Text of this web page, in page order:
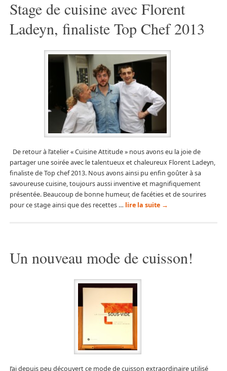
Stage de cuisine avec Florent
Ladeyn, finaliste Top Chef 2013
De retour à l’atelier « Cuisine Attitude » nous avons eu la joie de
partager une soirée avec le talentueux et chaleureux Florent Ladeyn,
finaliste de Top chef 2013. Nous avons ainsi pu enfin goûter à sa
savoureuse cuisine, toujours aussi inventive et magnifiquement
présentée. Beaucoup de bonne humeur, de facéties et de sourires
pour ce stage ainsi que des recettes … lire la suite →
Un nouveau mode de cuisson!
J’ai depuis peu découvert ce mode de cuisson extraordinaire utilisé